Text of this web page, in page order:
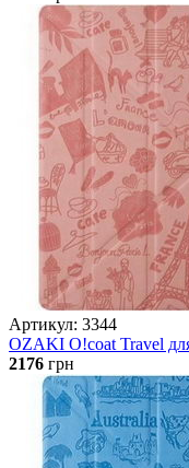
Артикул: 3344
OZAKI O!coat Travel
2176 грн